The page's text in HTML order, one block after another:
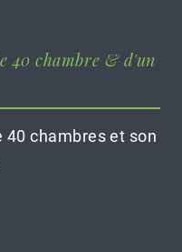
40 chambre & d'un
40 chambres et son